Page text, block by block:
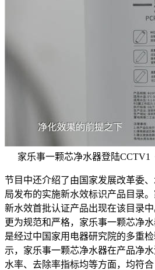
家乐事一颗芯净水器登陆CCTV1
节目中还介绍了由国家发展改革委
局发布的实施新水效标识产品目录
新水效首批认证产品出现在该目录
更为规范和严格，家乐事一颗芯净
是经过中国家用电器研究院的多重
示，家乐事一颗芯净水器在产品净
水率、去除率指标均等方面，均符